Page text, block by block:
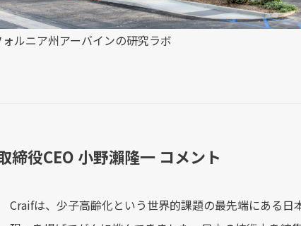
ルニア州アーバインの研究ラボ
締役CEO 小野瀨隆一 コメント
Craifは、少子高齢化という世界的課題の最先端にある